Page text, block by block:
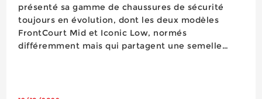
présenté sa gamme de chaussures de sécurité
toujours en évolution, dont les deux modèles
FrontCourt Mid et Iconic Low, normés
différemment mais qui partagent une semelle